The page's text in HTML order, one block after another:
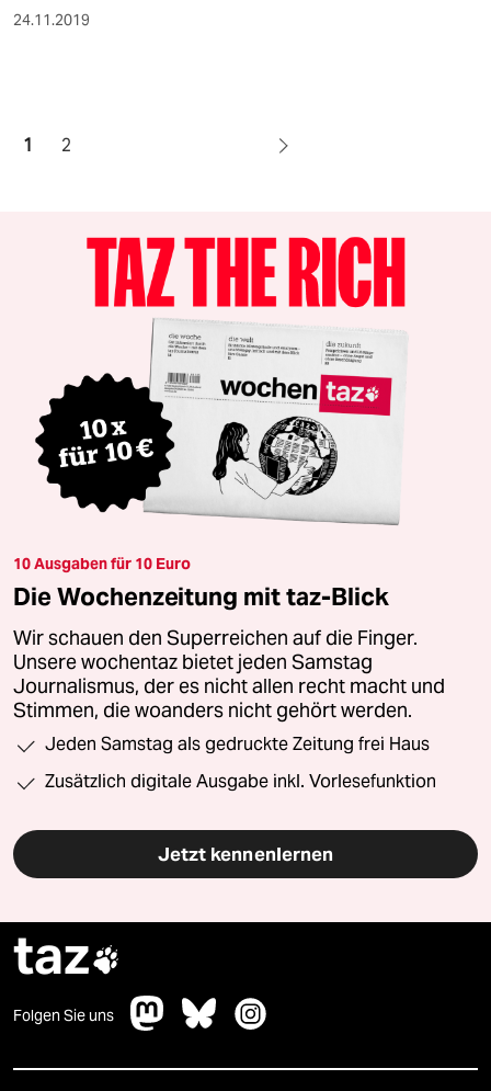
24.11.2019
1 2
10 Ausgaben für 10 Euro
Die Wochenzeitung mit taz-Blick
Wir schauen den Superreichen auf die Finger.
Unsere wochentaz bietet jeden Samstag
Journalismus, der es nicht allen recht macht und
Stimmen, die woanders nicht gehört werden.
Jeden Samstag als gedruckte Zeitung frei Haus
Zusätzlich digitale Ausgabe inkl. Vorlesefunktion
Jetzt kennenlernen
taz
Folgen Sie uns